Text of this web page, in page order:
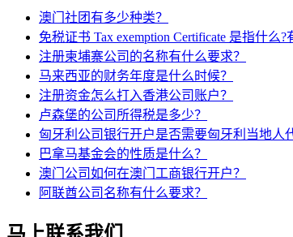
澳门社团有多少种类？
免税证书 Tax exemption Certificate 是指什么?
注册柬埔寨公司的名称有什么要求？
马来西亚的财务年度是什么时候？
注册资金怎么打入香港公司账户？
卢森堡的公司所得税是多少？
匈牙利公司银行开户是否需要匈牙利当地人
巴拿马基金会的性质是什么？
澳门公司如何在澳门工商银行开户？
阿联酋公司名称有什么要求？